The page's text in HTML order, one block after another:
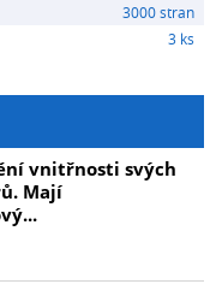
3000 stran
3 ks
vnitřnosti svých
Mají